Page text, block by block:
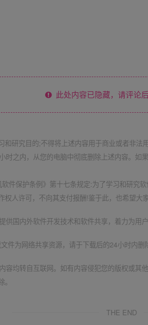
此处内容已隐藏，请评论
和研究目的;不得将上述内容用于商业或者非
时之内，从您的电脑中彻底删除上述内容。
件保护条例》第十七条规定:为了学习和研究
权人许可，不向其支付报酬!鉴于此，也希望大
供国内外软件开发技术和软件共享，着力为用户
件为网络共享资源，请于下载后的24小时内删
容均转自互联网。如有内容侵犯您的版权或其
THE END